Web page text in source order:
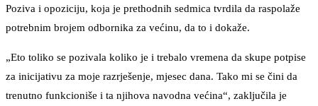
Poziva i opoziciju, koja je prethodnih sedmica tvrdila da raspolaže
potrebnim brojem odbornika za većinu, da to i dokaže.
„Eto toliko se pozivala koliko je i trebalo vremena da skupe potpise
za inicijativu za moje razrješenje, mjesec dana. Tako mi se čini da
trenutno funkcioniše i ta njihova navodna većina“, zaključila je